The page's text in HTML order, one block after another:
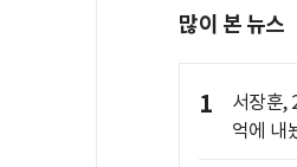
많이 본 뉴스
1
서장훈,
억에 내